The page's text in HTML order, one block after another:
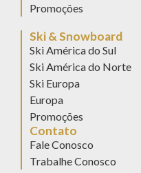
Promoções
Ski & Snowboard
Ski América do Sul
Ski América do Norte
Ski Europa
Europa
Promoções
Contato
Fale Conosco
Trabalhe Conosco